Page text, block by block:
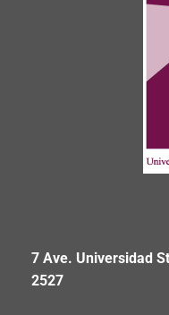
7 Ave. Universidad
2527